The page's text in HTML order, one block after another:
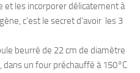
et les incorporer délicatement à
c’est le secret d’avoir les 3
beurré de 22 cm de diamètre
un four préchauffé à 150°C